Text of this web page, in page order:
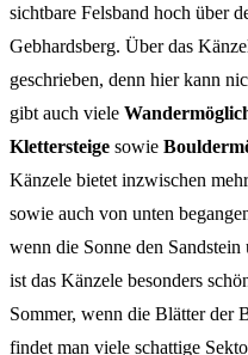
sichtbare Felsband hoch über
Gebhardsberg. Über das
geschrieben, denn hier kann
gibt auch viele
Klettersteige sowie
Känzele bietet inzwischen
sowie auch von unten
wenn die Sonne den
ist das Känzele besonders
Sommer, wenn die Blätter der
findet man viele schattige